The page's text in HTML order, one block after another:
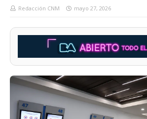
Redacción CNM mayo 27, 2026